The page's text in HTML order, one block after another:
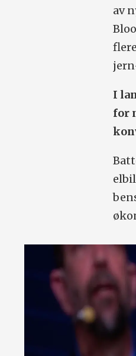
av
I
for